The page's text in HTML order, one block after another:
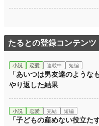
たるとの登録コンテンツ
小説 恋愛 連載中 短編
「あいつは男友達のよう
やり返した結果
小説 恋愛 完結 短編
「子どもの産めない役立